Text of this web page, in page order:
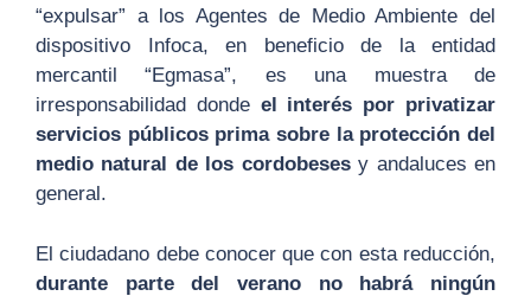
“expulsar” a los Agentes de Medio Ambiente del
dispositivo Infoca, en beneficio de la entidad
mercantil “Egmasa”, es una muestra de
irresponsabilidad donde el interés por privatizar
servicios públicos prima sobre la protección del
medio natural de los cordobesesy andaluces en
general.
El ciudadano debe conocer que con esta reducción,
durante parte del verano no habrá ningún